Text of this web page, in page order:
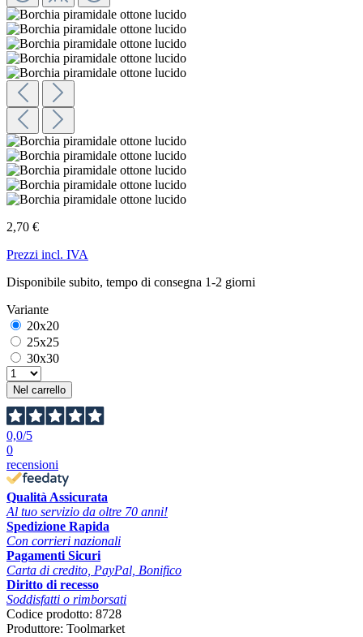
2,70 €
Prezzi incl. IVA
Disponibile subito, tempo di consegna 1-2 giorni
Variante
20x20
25x25
30x30
Nel carrello
0,0/5
0
recensioni
Qualità Assicurata
Al tuo servizio da oltre 70 anni!
Spedizione Rapida
Con corrieri nazionali
Pagamenti Sicuri
Carta di credito, PayPal, Bonifico
Diritto di recesso
Soddisfatti o rimborsati
Codice prodotto: 8728
Produttore: Toolmarket